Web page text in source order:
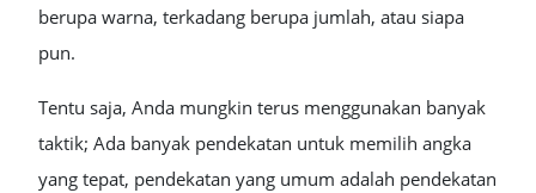
berupa warna, terkadang berupa jumlah, atau siapa
pun.
Tentu saja, Anda mungkin terus menggunakan banyak
taktik; Ada banyak pendekatan untuk memilih angka
yang tepat, pendekatan yang umum adalah pendekatan